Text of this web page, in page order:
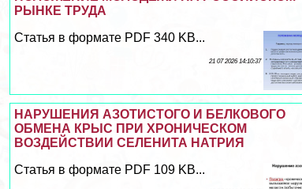
РЫНКЕ ТРУДА
Статья в формате PDF 340 KB...
21 07 2026 14:10:37
НАРУШЕНИЯ АЗОТИСТОГО И БЕЛКОВОГО
ОБМЕНА КРЫС ПРИ ХРОНИЧЕСКОМ
ВОЗДЕЙСТВИИ СЕЛЕНИТА НАТРИЯ
Статья в формате PDF 109 KB...